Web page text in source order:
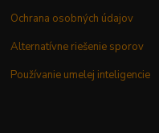
Ochrana osobných údajov
Alternatívne riešenie sporov
Používanie umelej inteligencie